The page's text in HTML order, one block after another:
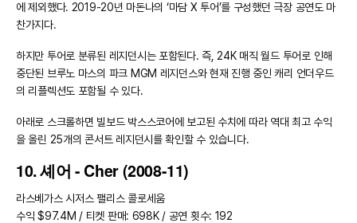
에 제외했다. 2019-20년 마돈나의 ‘마담 X 투어’를 구성했던 극장 공연도 마
찬가지다.
하지만 투어로 분류된 레지던시는 포함된다. 즉, 24K 매직 월드 투어로 인해
중단된 브루노 마스의 파크 MGM 레지던스와 현재 진행 중인 캐리 언더우드
의 리플렉션도 포함될 수 있다.
아래로 스크롤하면 빌보드 박스스코어에 보고된 수치에 따라 역대 최고 수익
을 올린 25개의 콘서트 레지던시를 확인할 수 있습니다.
10. 셰어 - Cher (2008-11)
라스베가스 시저스 팰리스 콜로세움
수익 $97.4M / 티켓 판매: 698K / 공연 횟수: 192